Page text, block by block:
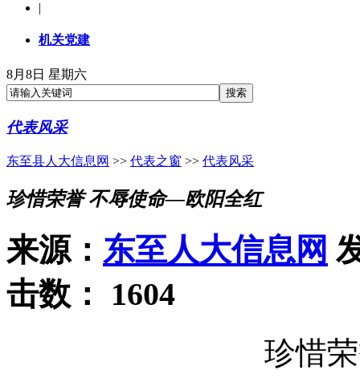
|
机关党建
8月8日 星期六
代表风采
东至县人大信息网 >> 代表之窗 >> 代表风采
珍惜荣誉 不辱使命—欧阳全红
来源： 东至人大信息网
击数： 1604
珍惜